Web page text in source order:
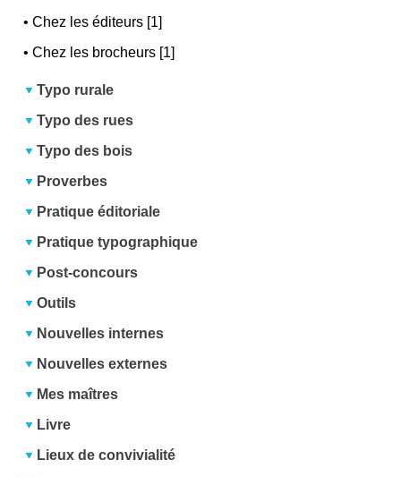
•Chez les éditeurs [1]
•Chez les brocheurs [1]
Typo rurale
Typo des rues
Typo des bois
Proverbes
Pratique éditoriale
Pratique typographique
Post-concours
Outils
Nouvelles internes
Nouvelles externes
Mes maîtres
Livre
Lieux de convivialité